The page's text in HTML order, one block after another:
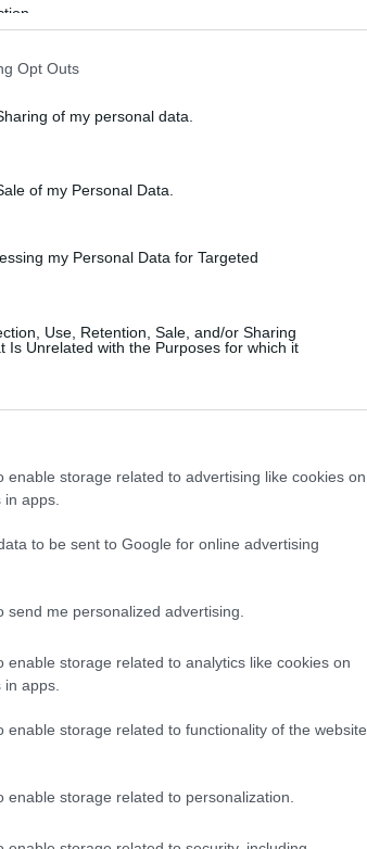
Opt Outs
of my personal data.
of my Personal Data.
my Personal Data for Targeted
Use, Retention, Sale, and/or Sharing
Is Unrelated with the Purposes for which it
enable storage related to advertising like cookies on
apps.
to be sent to Google for online advertising
send me personalized advertising.
enable storage related to analytics like cookies on
apps.
enable storage related to functionality of the website
enable storage related to personalization.